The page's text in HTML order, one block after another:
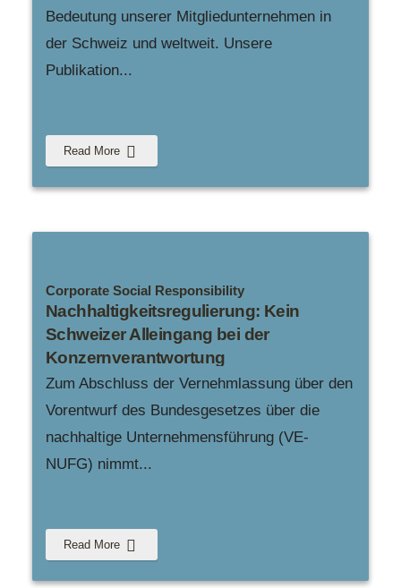
Bedeutung unserer Mitgliedunternehmen in
der Schweiz und weltweit. Unsere
Publikation...
Read More
Corporate Social Responsibility
Nachhaltigkeitsregulierung: Kein
Schweizer Alleingang bei der
Konzernverantwortung
Zum Abschluss der Vernehmlassung über den
Vorentwurf des Bundesgesetzes über die
nachhaltige Unternehmensführung (VE-
NUFG) nimmt...
Read More